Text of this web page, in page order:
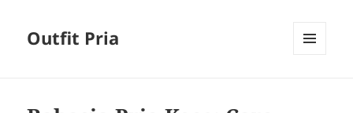
Outfit Pria